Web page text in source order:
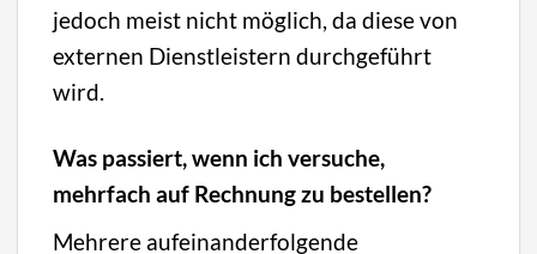
jedoch meist nicht möglich, da diese von
externen Dienstleistern durchgeführt
wird.
Was passiert, wenn ich versuche,
mehrfach auf Rechnung zu bestellen?
Mehrere aufeinanderfolgende